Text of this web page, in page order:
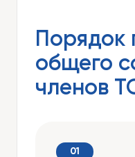
Порядок
общего
членов